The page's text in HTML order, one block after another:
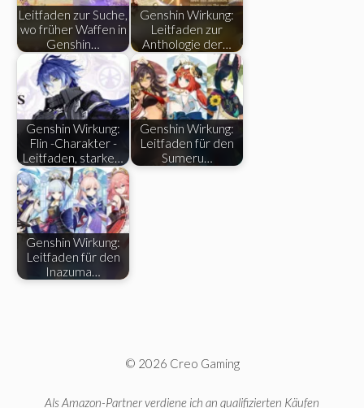
Leitfaden zur Suche,
wo früher Waffen in
Genshin…
Genshin Wirkung:
Leitfaden zur
Anthologie der…
Genshin Wirkung:
Flin -Charakter -
Leitfaden, starke…
Genshin Wirkung:
Leitfaden für den
Sumeru…
Genshin Wirkung:
Leitfaden für den
Inazuma…
© 2026 Creo Gaming
Als Amazon-Partner verdiene ich an qualifizierten Käufen